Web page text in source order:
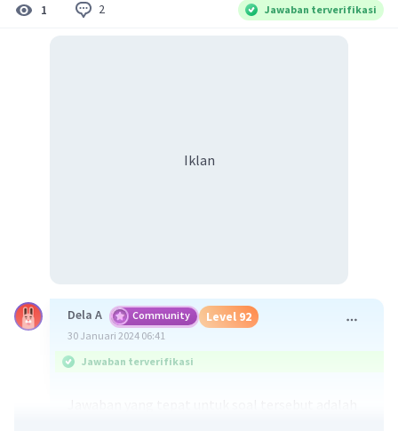
1 2 Jawaban terverifikasi
Iklan
Dela A Community Level 92
30 Januari 2024 06:41
Jawaban terverifikasi